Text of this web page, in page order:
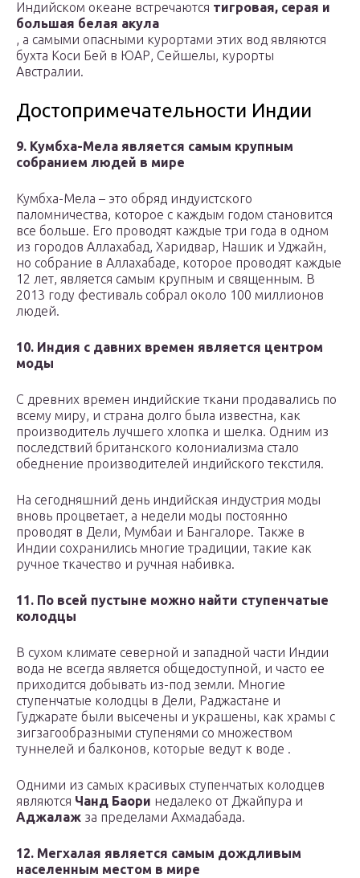
Индийском океане встречаются тигровая, серая и
большая белая акула
, а самыми опасными курортами этих вод являются
бухта Коси Бей в ЮАР, Сейшелы, курорты
Австралии.
Достопримечательности Индии
9. Кумбха-Мела является самым крупным
собранием людей в мире
Кумбха-Мела – это обряд индуистского
паломничества, которое с каждым годом становится
все больше. Его проводят каждые три года в одном
из городов Аллахабад, Харидвар, Нашик и Уджайн,
но собрание в Аллахабаде, которое проводят каждые
12 лет, является самым крупным и священным. В
2013 году фестиваль собрал около 100 миллионов
людей.
10. Индия с давних времен является центром
моды
С древних времен индийские ткани продавались по
всему миру, и страна долго была известна, как
производитель лучшего хлопка и шелка. Одним из
последствий британского колониализма стало
обеднение производителей индийского текстиля.
На сегодняшний день индийская индустрия моды
вновь процветает, а недели моды постоянно
проводят в Дели, Мумбаи и Бангалоре. Также в
Индии сохранились многие традиции, такие как
ручное ткачество и ручная набивка.
11. По всей пустыне можно найти ступенчатые
колодцы
В сухом климате северной и западной части Индии
вода не всегда является общедоступной, и часто ее
приходится добывать из-под земли. Многие
ступенчатые колодцы в Дели, Раджастане и
Гуджарате были высечены и украшены, как храмы с
зигзагообразными ступенями со множеством
туннелей и балконов, которые ведут к воде .
Одними из самых красивых ступенчатых колодцев
являются Чанд Баори недалеко от Джайпура и
Аджалаж за пределами Ахмадабада.
12. Мегхалая является самым дождливым
населенным местом в мире